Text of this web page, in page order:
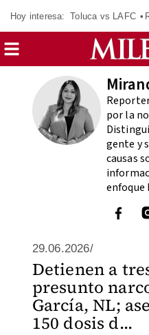
Hoy interesa: Toluca vs LAFC
por la
gente y
causas
enfoque
29.06.2026/
Detienen a
presunto
García, NL;
150 dosis d...